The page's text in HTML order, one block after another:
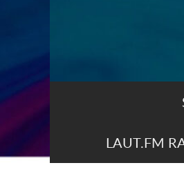
LAUT.FM